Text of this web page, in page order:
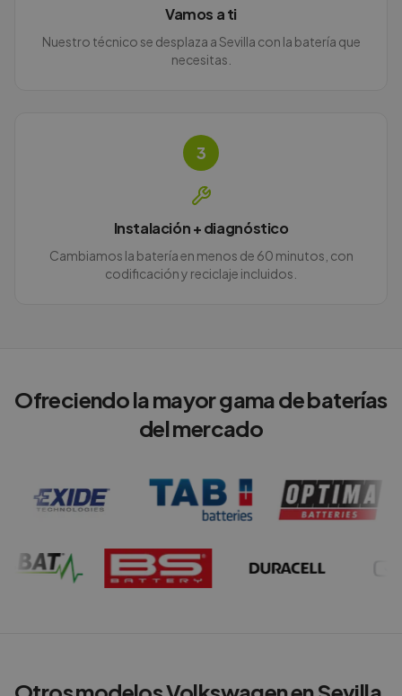
Vamos a ti
Nuestro técnico se desplaza a Sevilla con la batería que
necesitas.
3
Instalación + diagnóstico
Cambiamos la batería en menos de 60 minutos, con
codificación y reciclaje incluidos.
Ofreciendo la mayor gama de baterías
del mercado